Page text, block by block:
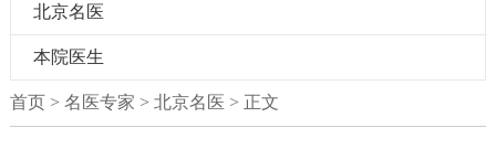
北京名医
本院医生
首页> 名医专家 > 北京名医 > 正文